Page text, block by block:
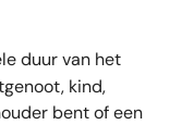
duur van het
kind,
bent of een